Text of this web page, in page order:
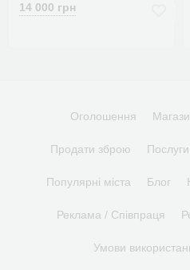
14 000 грн
Оголошення
Продати зброю Послуги
Популярні міста Блог
Реклама / Співпраця
Умови